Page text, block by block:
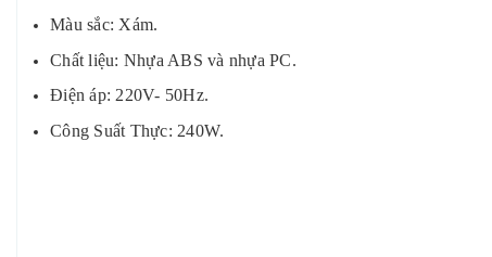
Màu sắc: Xám.
Chất liệu: Nhựa ABS và nhựa PC.
Điện áp: 220V- 50Hz.
Công Suất Thực: 240W.